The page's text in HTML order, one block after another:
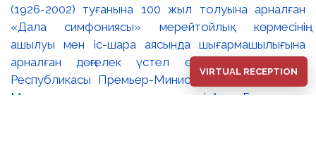
(1926-2002) туғанына 100 жыл толуына арналған
«Дала симфониясы» мерейтойлық көрмесінің
ашылуы мен іс-шара аясында шығармашылығына
арналған дөңгелек үстел өтті. 🔹Қазақстан
Республикасы Премьер-Министрінің орынбасары –
Мәдениет және ақпарат министрі Аида Ғалымқызы
VIRTUAL RECEPTION